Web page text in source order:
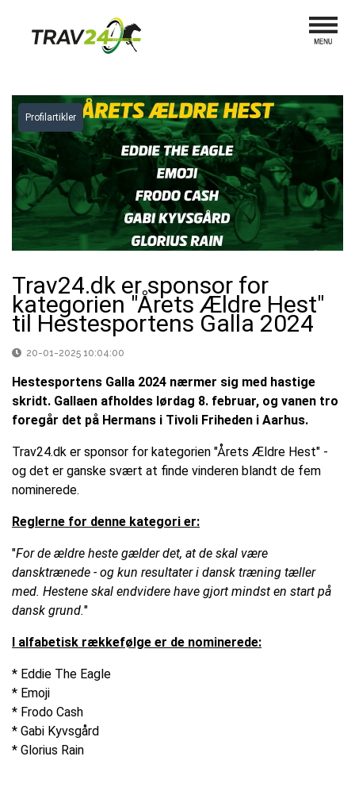
Profilartikler
Trav24.dk er sponsor for
kategorien "Årets Ældre Hest"
til Hestesportens Galla 2024
20-01-2025 10:04:00
Hestesportens Galla 2024 nærmer sig med hastige
skridt. Gallaen afholdes lørdag 8. februar, og vanen tro
foregår det på Hermans i Tivoli Friheden i Aarhus.
Trav24.dk er sponsor for kategorien "Årets Ældre Hest" -
og det er ganske svært at finde vinderen blandt de fem
nominerede.
Reglerne for denne kategori er:
"For de ældre heste gælder det, at de skal være
dansktrænede - og kun resultater i dansk træning tæller
med. Hestene skal endvidere have gjort mindst en start på
dansk grund."
I alfabetisk rækkefølge er de nominerede:
* Eddie The Eagle
* Emoji
* Frodo Cash
* Gabi Kyvsgård
* Glorius Rain